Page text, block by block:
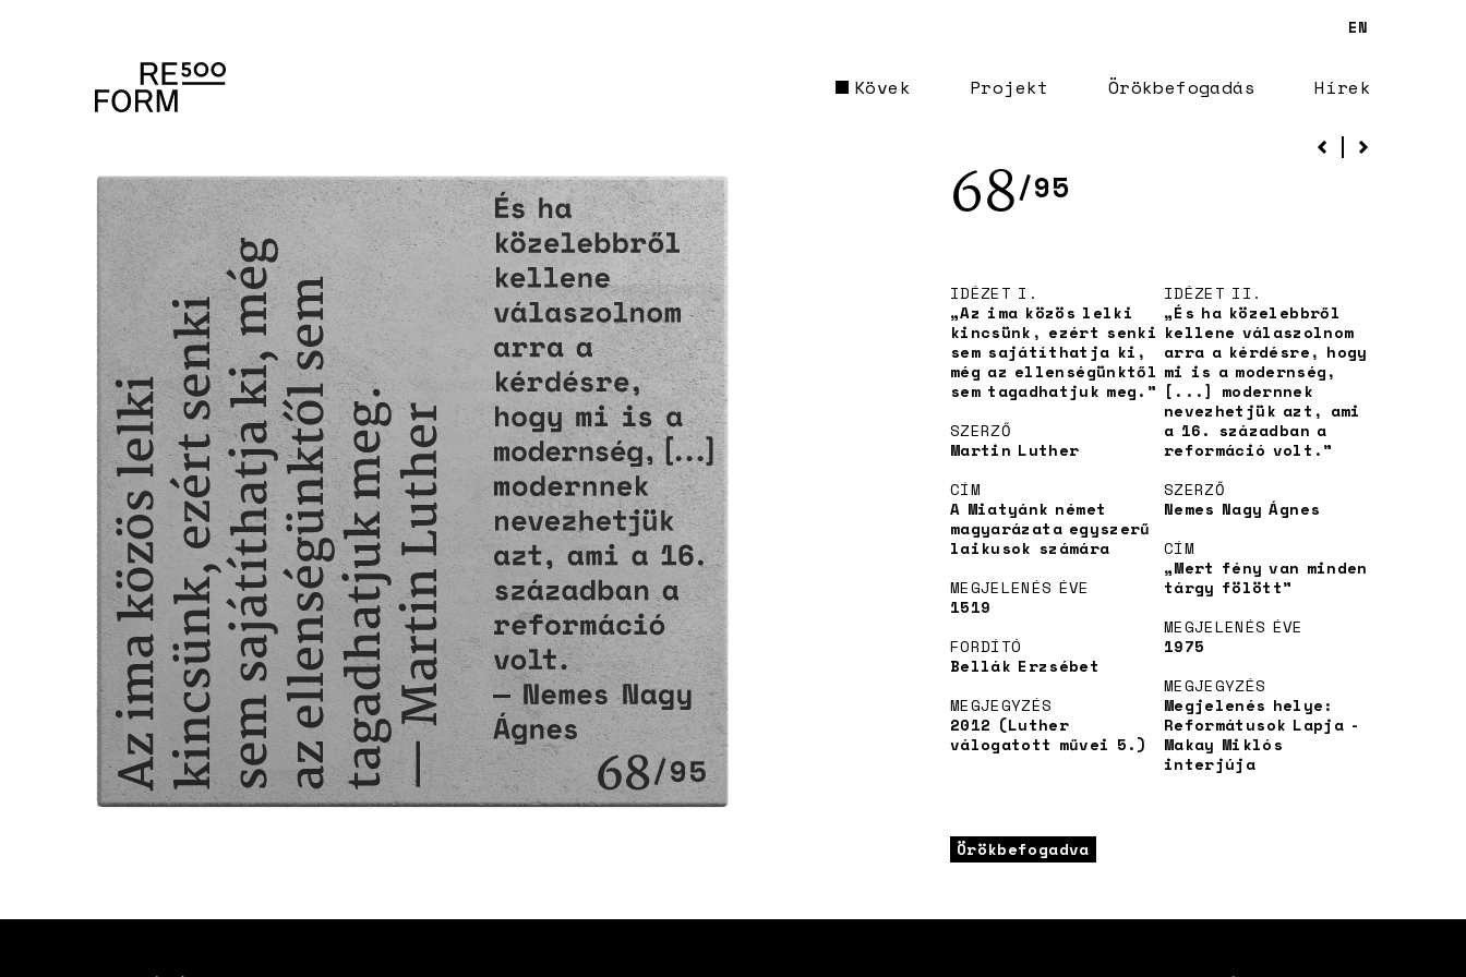
EN
Kövek Projekt Örökbefogadás Hírek
68/95
IDÉZET I.
„Az ima közös lelki
kincsünk, ezért senki
sem sajátíthatja ki,
még az ellenségünktől
sem tagadhatjuk meg.”
SZERZŐ
Martin Luther
CÍM
A Miatyánk német
magyarázata egyszerű
laikusok számára
MEGJELENÉS ÉVE
1519
FORDÍTÓ
Bellák Erzsébet
MEGJEGYZÉS
2012 (Luther
válogatott művei 5.)
IDÉZET II.
„És ha közelebbről
kellene válaszolnom
arra a kérdésre, hogy
mi is a modernség,
[...] modernnek
nevezhetjük azt, ami
a 16. században a
reformáció volt.”
SZERZŐ
Nemes Nagy Ágnes
CÍM
„Mert fény van minden
tárgy fölött”
MEGJELENÉS ÉVE
1975
MEGJEGYZÉS
Megjelenés helye:
Reformátusok Lapja -
Makay Miklós
interjúja
Örökbefogadva